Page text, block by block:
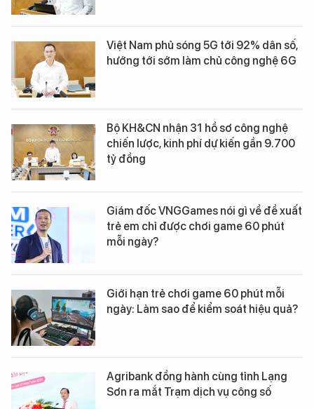
Việt Nam phủ sóng 5G tới 92% dân số,
hướng tới sớm làm chủ công nghệ 6G
Bộ KH&CN nhận 31 hồ sơ công nghệ
chiến lược, kinh phí dự kiến gần 9.700
tỷ đồng
Giám đốc VNGGames nói gì về đề xuất
trẻ em chỉ được chơi game 60 phút
mỗi ngày?
Giới hạn trẻ chơi game 60 phút mỗi
ngày: Làm sao để kiểm soát hiệu quả?
Agribank đồng hành cùng tỉnh Lạng
Sơn ra mắt Trạm dịch vụ công số